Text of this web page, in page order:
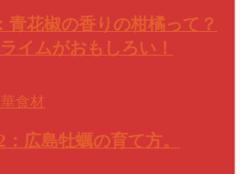
青花椒の香りの柑橘って？
イムがおもしろい！
食材
広島牡蠣の育て方。